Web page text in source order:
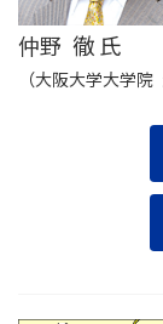
仲野 徹 氏
（大阪大学大学